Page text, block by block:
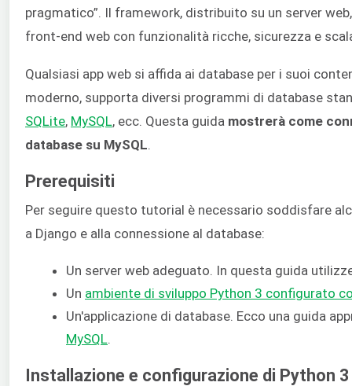
pragmatico”. Il framework, distribuito su un server
front-end web con funzionalità ricche, sicurezza e
Qualsiasi app web si affida ai database per i suoi
moderno, supporta diversi programmi di database
SQLite, MySQL, ecc. Questa guida mostrerà come
database su MySQL.
Prerequisiti
Per seguire questo tutorial è necessario soddisfare
a Django e alla connessione al database:
Un server web adeguato. In questa guida
Un ambiente di sviluppo Python 3 configurato
Un'applicazione di database. Ecco una guida
MySQL.
Installazione e configurazione di Python 3